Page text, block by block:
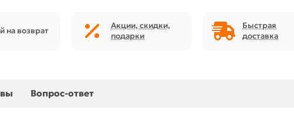
на возврат
Акции, скидки,
подарки
Быстрая
доставка
Вопрос-ответ